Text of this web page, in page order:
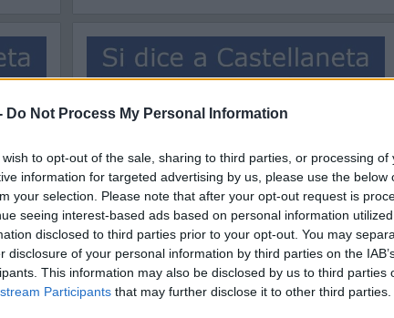
Do Not Process My Personal Information
wish to opt-out of the sale, sharing to third parties, or processing of
information for targeted advertising by us, please use the below
your selection. Please note that after your opt-out request is
seeing interest-based ads based on personal information
disclosed to third parties prior to your opt-out. You may
disclosure of your personal information by third parties on the
This information may also be disclosed by us to third parties
Participants that may further disclose it to other third parties.
SI DICE A CASTELLANETA
CI TÈNE LÈGNE...